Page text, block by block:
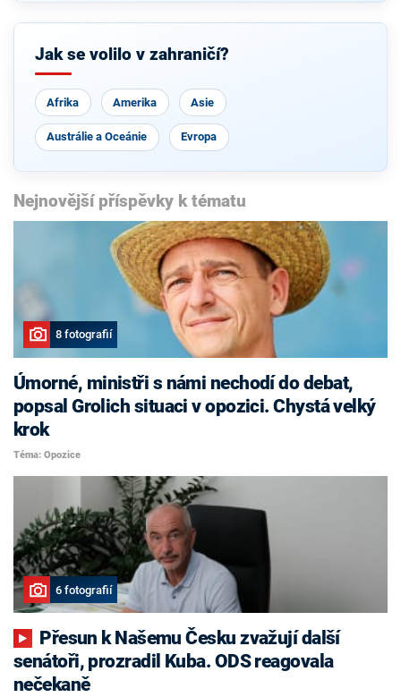
Jak se volilo v zahraničí?
Afrika Amerika Asie
Austrálie a Oceánie Evropa
Nejnovější příspěvky k tématu
8 fotografií
Úmorné, ministři s námi nechodí do debat,
popsal Grolich situaci v opozici. Chystá velký
krok
Téma: Opozice
6 fotografií
senátoři, prozradil Kuba. ODS reagovala
nečekaně